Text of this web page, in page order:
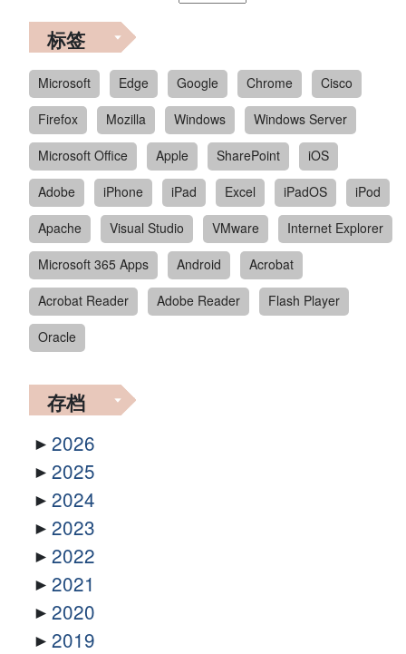
标签
Microsoft Edge Google Chrome
Cisco
Firefox
Mozilla Windows
Windows Server
Microsoft Office
Apple SharePoint
iOS
Adobe
iPhone iPad Excel iPadOS
iPod
Apache
Visual Studio VMware
Internet Explorer
Microsoft 365 Apps
Android
Acrobat
Acrobat Reader
Adobe Reader
Flash Player
Oracle
存档
2026
2025
2024
2023
2022
2021
2020
2019